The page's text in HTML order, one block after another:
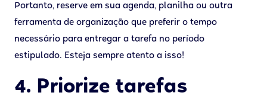
Portanto, reserve em sua agenda, planilha ou outra
ferramenta de organização que preferir o tempo
necessário para entregar a tarefa no período
estipulado. Esteja sempre atento a isso!
4. Priorize tarefas